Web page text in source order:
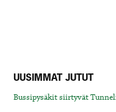
UUSIMMAT JUTUT
Bussipysäkit siirtyvät